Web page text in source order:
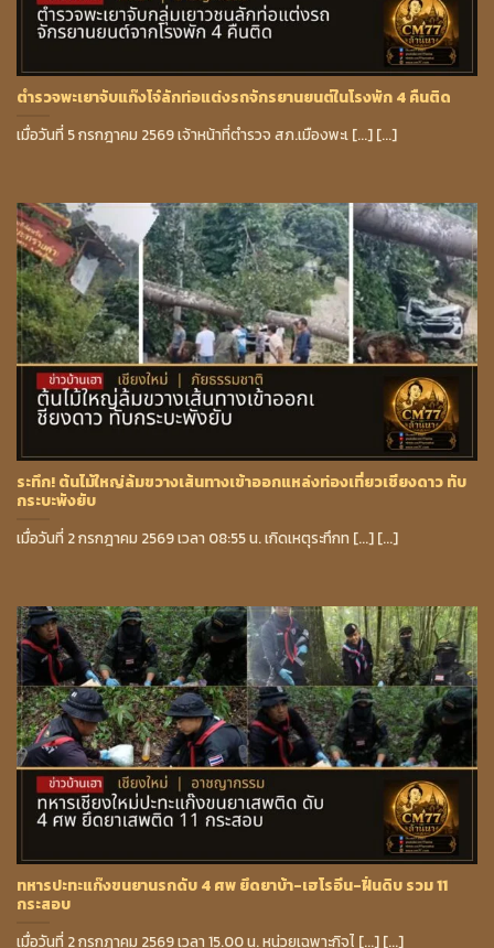
ตำรวจพะเยาจับแก๊งโจ๋ลักท่อแต่งรถจักรยานยนต์ในโรงพัก 4 คืนติด
เมื่อวันที่ 5 กรกฎาคม 2569 เจ้าหน้าที่ตำรวจ สภ.เมืองพะเ [...] [...]
ระทึก! ต้นไม้ใหญ่ล้มขวางเส้นทางเข้าออกแหล่งท่องเที่ยวเชียงดาว ทับ
กระบะพังยับ
เมื่อวันที่ 2 กรกฎาคม 2569 เวลา 08:55 น. เกิดเหตุระทึกท [...] [...]
ทหารปะทะแก๊งขนยานรกดับ 4 ศพ ยึดยาบ้า-เฮโรอีน-ฝิ่นดิบ รวม 11
กระสอบ
เมื่อวันที่ 2 กรกฎาคม 2569 เวลา 15.00 น. หน่วยเฉพาะกิจไ [...] [...]